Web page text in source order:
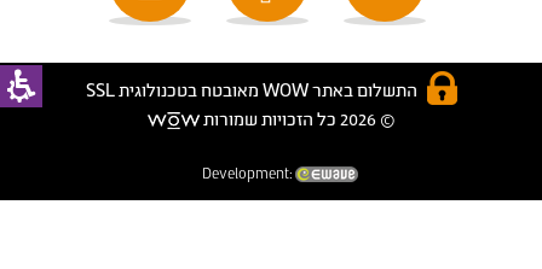
התשלום באתר WOW מאובטח בטכנולוגית SSL
© 2026 כל הזכויות שמורות
Development: